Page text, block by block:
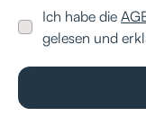
Ich habe die
gelesen und